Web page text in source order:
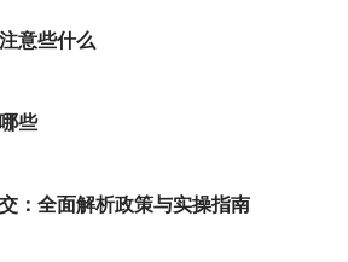
意些什么
些
：全面解析政策与实操指南